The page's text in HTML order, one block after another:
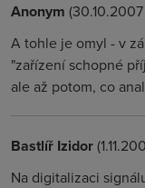
Anonym
A tohle je omyl - v
"zařízení schopné
ale až potom, co
Bastlíř Izidor
Na digitalizaci